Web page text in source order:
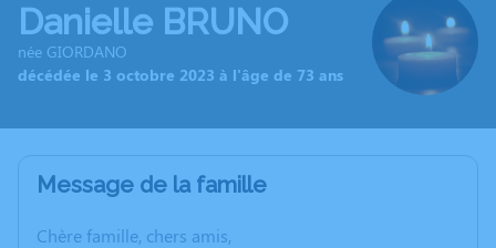
Danielle BRUNO
née GIORDANO
décédée le 3 octobre 2023 à l'âge de 73 ans
Message de la famille
Chère famille, chers amis,